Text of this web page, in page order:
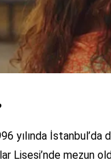
yılında
Lisesi’nde mezun